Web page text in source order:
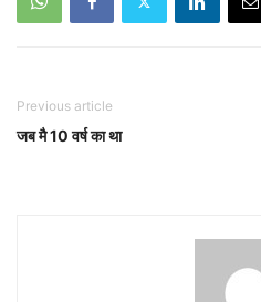
Previous article
जब मै 10 वर्ष का था